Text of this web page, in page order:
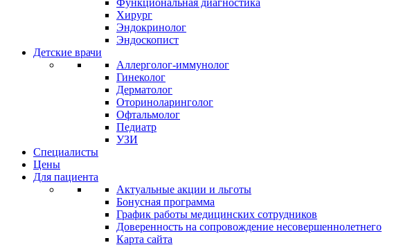
Функциональная диагностика
Хирург
Эндокринолог
Эндоскопист
Детские врачи
Аллерголог-иммунолог
Гинеколог
Дерматолог
Оториноларинголог
Офтальмолог
Педиатр
УЗИ
Специалисты
Цены
Для пациента
Актуальные акции и льготы
Бонусная программа
График работы медицинских сотрудников
Доверенность на сопровождение несовершеннолетнего
Карта сайта